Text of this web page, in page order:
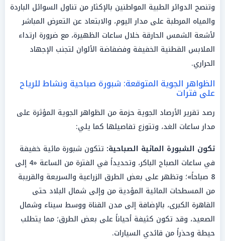
وتنصح الدوائر الطبية المواطنين بالإكثار من تناول السوائل الباردة
والمياه المرطبة على مدار اليوم، والابتعاد عن التعرض المباشر
لأشعة الشمس الحارقة خلال ساعات الظهيرة، مع ضرورة ارتداء
الملابس القطنية الخفيفة وفضفاضة الألوان لتجنب الإجهاد
الحراري.
الظواهر الجوية المتوقعة: شبورة صباحية ونشاط للرياح
على فترات
رصد تقرير الأرصاد الجوية حزمة من الظواهر الجوية المؤثرة على
مدار ساعات الغد، وتتوزع تفاصيلها كما يلي:
تكون الشبورة المائية الصباحية: تتكون شبورة مائية خفيفة
في ساعات الصباح الباكر، وتحديداً في الفترة من الساعة «4 إلى
8 صباحاً»؛ وتظهر على بعض الطرق الزراعية والسريعة والقريبة
من المسطحات المائية المؤدية من وإلى شمال البلاد حتى
القاهرة الكبرى، بالإضافة إلى مدن القناة ووسط سيناء وشمال
الصعيد، وقد تكون كثيفة أحياناً على بعض الطرق؛ مما يتطلب
حيطة وحذراً من قائدي السيارات.